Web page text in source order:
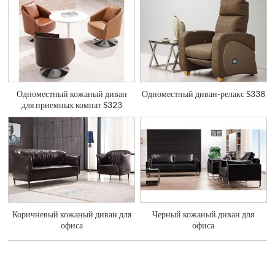
Одноместный кожаный диван
для приемных комнат S323
Одноместный диван-релакс S338
Коричневый кожаный диван для
офиса
Черный кожаный диван для
офиса